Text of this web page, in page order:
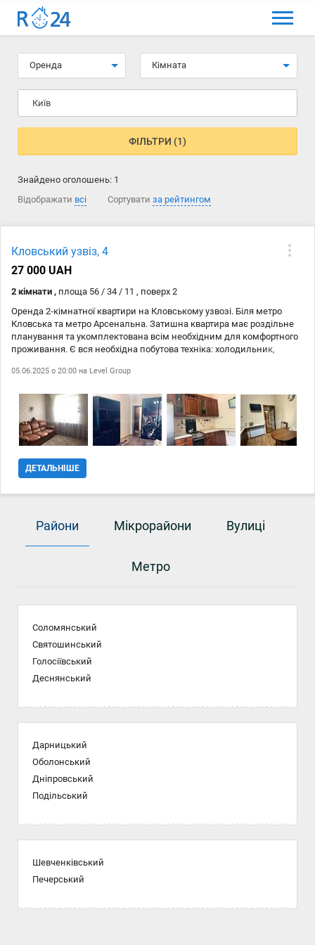
МЕНЮ
Вибір мови
Вибрані оголошення
Коментарі до оголошення
Як додати оголошення
Оренда Кімната
Київ
ФІЛЬТРИ (1)
Знайдено оголошень: 1
Відображати всі Сортувати за рейтингом
Кловський узвіз, 4
27 000 UAH
2 кімнати , площа 56 / 34 / 11 , поверх 2
Оренда 2-кімнатної квартири на Кловському узвозі. Біля метро
Кловська та метро Арсенальна. Затишна квартира має роздільне
планування та укомплектована всім необхідним для комфортного
проживання. Є вся необхідна побутова техніка: холодильник,
та телевізор. Розташування в самому центрі міста гарантує доступ
державні установи, офіси, метро та зупинки транспорту, відділення
банків, аптеки та магазини..
05.06.2025 о 20:00 на Level Group
ДЕТАЛЬНІШЕ
Райони Мікрорайони Вулиці
Метро
Соломянський
Святошинський
Голосіївський
Деснянський
Дарницький
Оболонський
Дніпровський
Подільський
Шевченківський
Печерський